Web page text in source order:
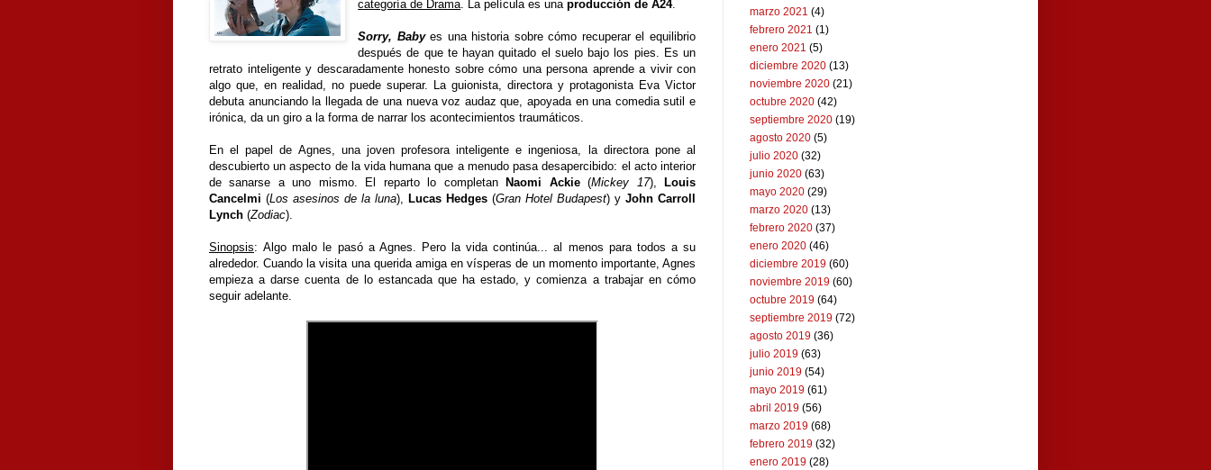
categoría de Drama. La película es unaproducción de A24.
Sorry, Babyes una historia sobre cómo recuperar el equilibrio
después de que te hayan quitado el suelo bajo los pies. Es un
retrato inteligente y descaradamente honesto sobre cómo una persona aprende a vivir con
algo que, en realidad, no puede superar. La guionista, directora y protagonista Eva Victor
debuta anunciando la llegada de una nueva voz audaz que, apoyada en una comedia sutil e
irónica, da un giro a la forma de narrar los acontecimientos traumáticos.
En el papel de Agnes, una joven profesora inteligente e ingeniosa, la directora pone al
descubierto un aspecto de la vida humana que a menudo pasa desapercibido: el acto interior
de sanarse a uno mismo. El reparto lo completan
Naomi Ackie(Mickey 17),
Louis
Cancelmi (Los asesinos de la luna), Lucas Hedges (Gran Hotel Budapest) y John Carroll
Lynch (Zodiac).
Sinopsis:Algo malo le pasó a Agnes. Pero la vida continúa... al menos para todos a su
alrededor. Cuando la visita una querida amiga en vísperas de un momento importante, Agnes
empieza a darse cuenta de lo estancada que ha estado, y comienza a trabajar en cómo
seguir adelante.
marzo 2021 (4)
febrero 2021 (1)
enero 2021 (5)
diciembre 2020 (13)
noviembre 2020 (21)
octubre 2020 (42)
septiembre 2020 (19)
agosto 2020 (5)
julio 2020 (32)
junio 2020 (63)
mayo 2020 (29)
marzo 2020 (13)
febrero 2020 (37)
enero 2020 (46)
diciembre 2019 (60)
noviembre 2019 (60)
octubre 2019 (64)
septiembre 2019 (72)
agosto 2019 (36)
julio 2019 (63)
junio 2019 (54)
mayo 2019 (61)
abril 2019 (56)
marzo 2019 (68)
febrero 2019 (32)
enero 2019 (28)